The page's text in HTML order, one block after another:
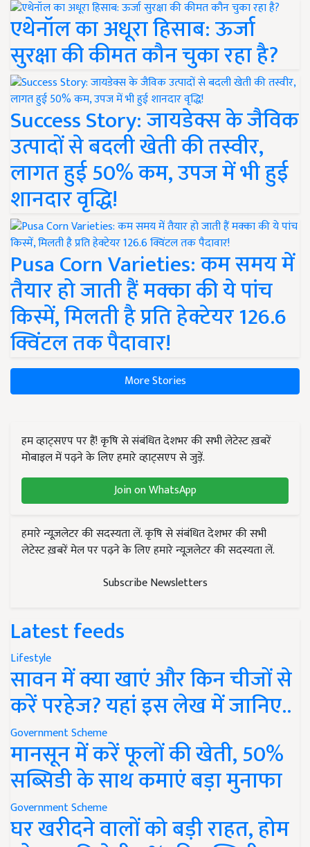
एथेनॉल का अधूरा हिसाब: ऊर्जा
सुरक्षा की कीमत कौन चुका रहा है?
Success Story: जायडेक्स के जैविक
उत्पादों से बदली खेती की तस्वीर,
लागत हुई 50% कम, उपज में भी हुई
शानदार वृद्धि!
Pusa Corn Varieties: कम समय में
तैयार हो जाती हैं मक्का की ये पांच
किस्में, मिलती है प्रति हेक्टेयर 126.6
क्विंटल तक पैदावार!
More Stories
हम व्हाट्सएप पर हैं! कृषि से संबंधित देशभर की सभी लेटेस्ट ख़बरें
मोबाइल में पढ़ने के लिए हमारे व्हाट्सएप से जुड़ें.
Join on WhatsApp
हमारे न्यूज़लेटर की सदस्यता लें. कृषि से संबंधित देशभर की सभी
लेटेस्ट ख़बरें मेल पर पढ़ने के लिए हमारे न्यूज़लेटर की सदस्यता लें.
Subscribe Newsletters
Latest feeds
Lifestyle
सावन में क्या खाएं और किन चीजों से
करें परहेज? यहां इस लेख में जानिए..
Government Scheme
मानसून में करें फूलों की खेती, 50%
सब्सिडी के साथ कमाएं बड़ा मुनाफा
Government Scheme
घर खरीदने वालों को बड़ी राहत, होम